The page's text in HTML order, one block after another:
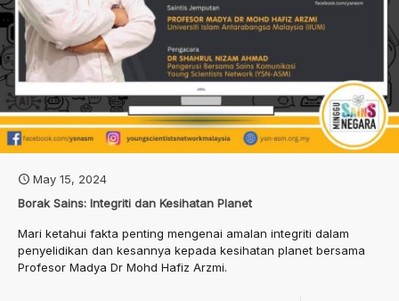
May 15, 2024
Borak Sains: Integriti dan Kesihatan Planet
Mari ketahui fakta penting mengenai amalan integriti dalam
penyelidikan dan kesannya kepada kesihatan planet bersama
Profesor Madya Dr Mohd Hafiz Arzmi.